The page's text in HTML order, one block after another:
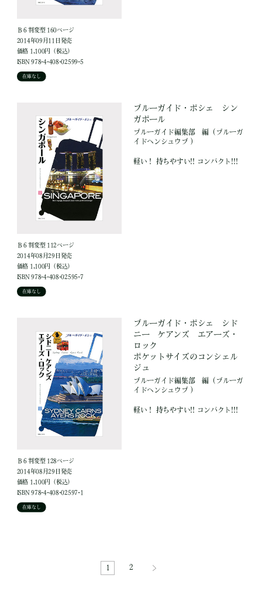
Ｂ６判変型 160ページ
2014年09月11日発売
価格 1,100円（税込）
ISBN 978-4-408-02599-5
在庫なし
Ｂ６判変型 112ページ
2014年08月29日発売
価格 1,100円（税込）
ISBN 978-4-408-02595-7
在庫なし
ブルーガイド・ポシェ シン
ガポール
ブルーガイド編集部 編 （ブルーガ
イドヘンシュウブ ）
軽い！ 持ちやすい!! コンパクト!!!
Ｂ６判変型 128ページ
2014年08月29日発売
価格 1,100円（税込）
ISBN 978-4-408-02597-1
在庫なし
ブルーガイド・ポシェ シド
ニー ケアンズ エアーズ・
ロック
ポケットサイズのコンシェル
ジュ
ブルーガイド編集部 編 （ブルーガ
イドヘンシュウブ ）
軽い！ 持ちやすい!! コンパクト!!!
1 2